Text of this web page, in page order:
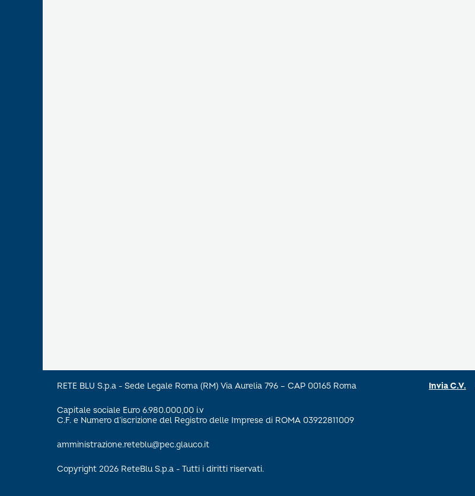
RETE BLU S.p.a - Sede Legale Roma (RM) Via Aurelia 796 – CAP 00165 Roma
Capitale sociale Euro 6.980.000,00 i.v
C.F. e Numero d’iscrizione del Registro delle Imprese di ROMA 03922811009
amministrazione.reteblu@pec.glauco.it
Copyright 2026 ReteBlu S.p.a - Tutti i diritti riservati.
Invia C.V.